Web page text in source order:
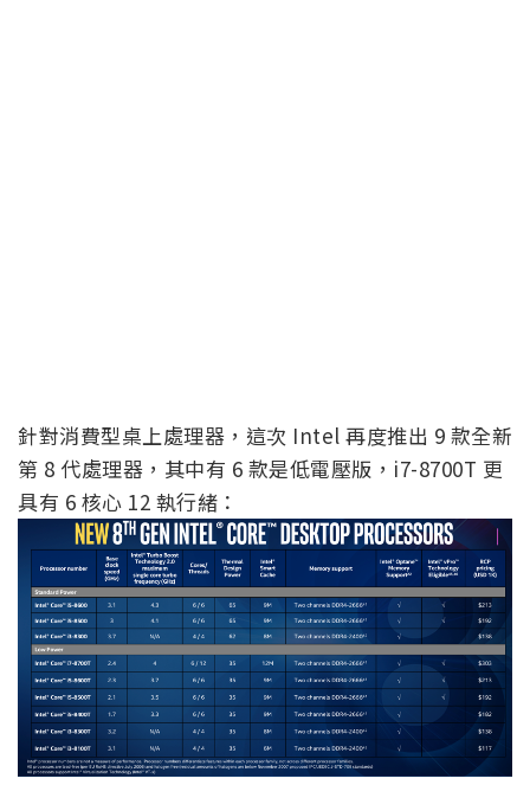
針對消費型桌上處理器，這次 Intel 再度推出 9 款全新
第 8 代處理器，其中有 6 款是低電壓版，i7-8700T 更
具有 6 核心 12 執行緒：